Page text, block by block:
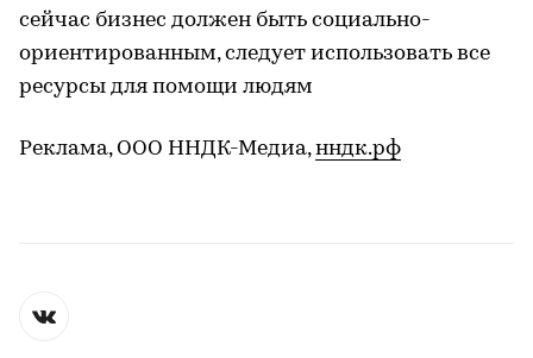
сейчас бизнес должен быть социально-
ориентированным, следует использовать все
ресурсы для помощи людям
Реклама, ООО ННДК-Медиа,нндк.рф